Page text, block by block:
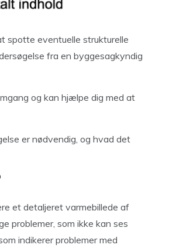
spotte eventuelle strukturelle
fra en byggesagkyndig
og kan hjælpe dig med at
er nødvendig, og hvad det
et detaljeret varmebillede af
problemer, som ikke kan ses
indikerer problemer med